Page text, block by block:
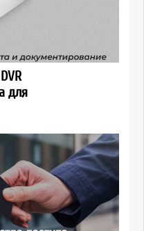
для